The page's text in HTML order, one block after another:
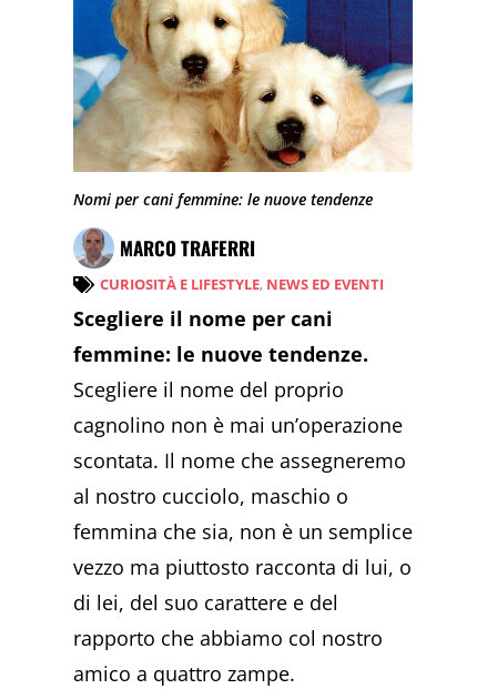
Nomi per cani femmine: le nuove tendenze
MARCO TRAFERRI
CURIOSITÀ E LIFESTYLE, NEWS ED EVENTI
Scegliere il nome per cani
femmine: le nuove tendenze.
Scegliere il nome del proprio
cagnolino non è mai un’operazione
scontata. Il nome che assegneremo
al nostro cucciolo, maschio o
femmina che sia, non è un semplice
vezzo ma piuttosto racconta di lui, o
di lei, del suo carattere e del
rapporto che abbiamo col nostro
amico a quattro zampe.